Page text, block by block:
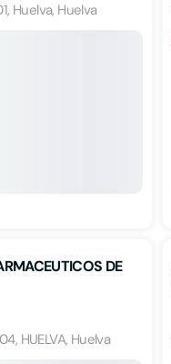
Huelva, Huelva
DE
HUELVA, Huelva